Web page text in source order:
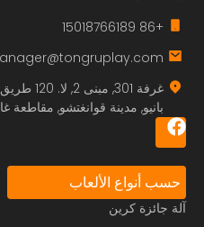
+86 15018766189
manager@tongruplay.com
غرفة 301,
بانيو, مدينة قوانغتشو, مقاطعة
حسب أنواع الألعاب
آلة جائزة كرين